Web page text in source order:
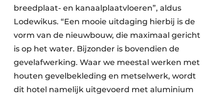
breedplaat- en kanaalplaatvloeren”, aldus
Lodewikus. “Een mooie uitdaging hierbij is de
vorm van de nieuwbouw, die maximaal gericht
is op het water. Bijzonder is bovendien de
gevelafwerking. Waar we meestal werken met
houten gevelbekleding en metselwerk, wordt
dit hotel namelijk uitgevoerd met aluminium